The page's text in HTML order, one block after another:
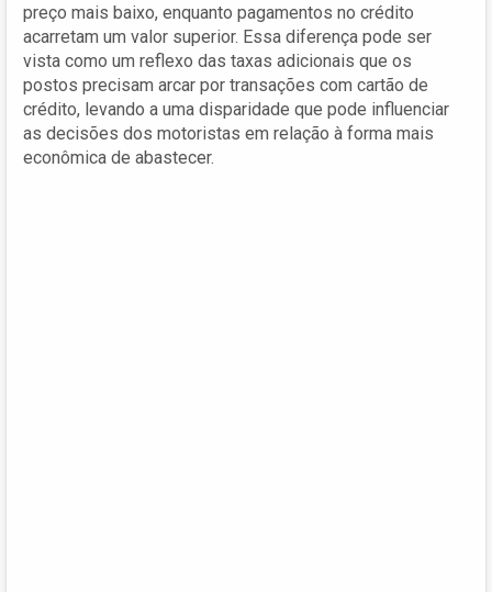
preço mais baixo, enquanto pagamentos no crédito
acarretam um valor superior. Essa diferença pode ser
vista como um reflexo das taxas adicionais que os
postos precisam arcar por transações com cartão de
crédito, levando a uma disparidade que pode influenciar
as decisões dos motoristas em relação à forma mais
econômica de abastecer.